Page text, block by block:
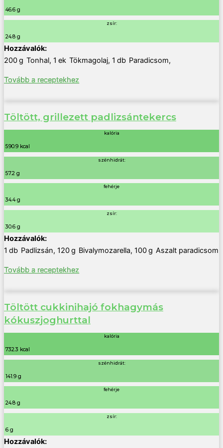
46.6 g
zsír:
24.8 g
200g Tonhal, 1 ek Tökmagolaj, 1 db Paradicsom,
Tovább a receptekhez
Töltött, grillezett padlizsántekercs
kalória
590.9 kcal
szénhidrát:
57.2 g
fehérje
34.4 g
zsír:
30.6 g
1 db Padlizsán, 120g Bivalymozarella, 100g Aszalt paradicsom
Tovább a receptekhez
Töltött cukkinihajó fokhagymás
kókuszjoghurttal
kalória
732.3 kcal
szénhidrát:
141.9 g
fehérje
24.8 g
zsír:
6 g